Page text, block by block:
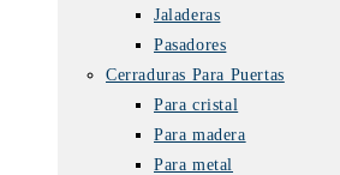
Jaladeras
Pasadores
Cerraduras Para Puertas
Para cristal
Para madera
Para metal